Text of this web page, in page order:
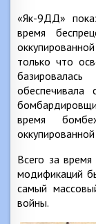
«Як-9ДД»
время
только что
обеспечивала
время
Всего за
модификаций
самый
войны.